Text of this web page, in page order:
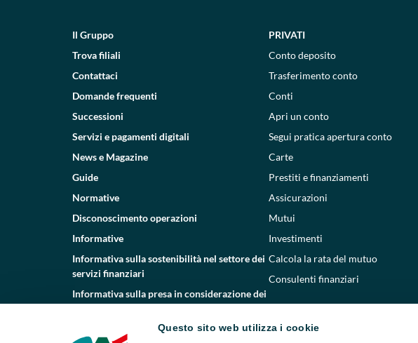
Questo sito web utilizza i cookie
Il Gruppo
Trova filiali
Contattaci
Domande frequenti
Successioni
Servizi e pagamenti digitali
News e Magazine
Guide
Normative
Disconoscimento operazioni
Informative
Informativa sulla sostenibilità nel settore dei
servizi finanziari
Informativa sulla presa in considerazione dei
PRIVATI
Conto deposito
Trasferimento conto
Conti
Apri un conto
Segui pratica apertura conto
Carte
Prestiti e finanziamenti
Assicurazioni
Mutui
Investimenti
Calcola la rata del mutuo
Consulenti finanziari